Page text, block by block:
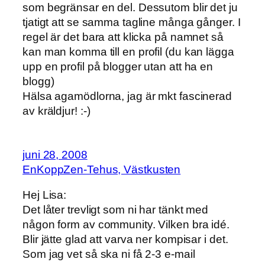
som begränsar en del. Dessutom blir det ju
tjatigt att se samma tagline många gånger. I
regel är det bara att klicka på namnet så
kan man komma till en profil (du kan lägga
upp en profil på blogger utan att ha en
blogg)
Hälsa agamödlorna, jag är mkt fascinerad
av kräldjur! :-)
juni 28, 2008
EnKoppZen-Tehus, Västkusten
Hej Lisa:
Det låter trevligt som ni har tänkt med
någon form av community. Vilken bra idé.
Blir jätte glad att varva ner kompisar i det.
Som jag vet så ska ni få 2-3 e-mail